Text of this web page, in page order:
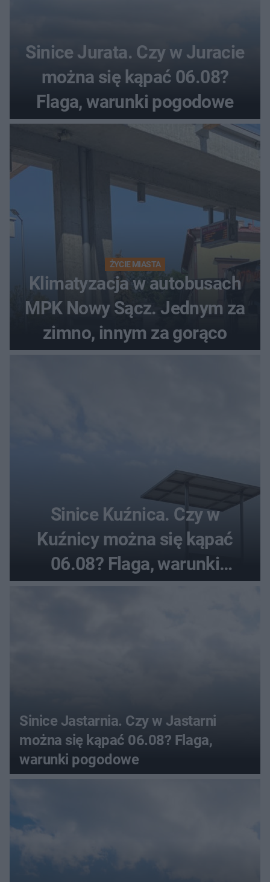
Sinice Jurata. Czy w Juracie
można się kąpać 06.08?
Flaga, warunki pogodowe
ŻYCIE MIASTA
Klimatyzacja w autobusach
MPK Nowy Sącz. Jednym za
zimno, innym za gorąco
Sinice Kuźnica. Czy w
Kuźnicy można się kąpać
06.08? Flaga, warunki
Sinice Jastarnia. Czy w Jastarni
można się kąpać 06.08? Flaga,
warunki pogodowe